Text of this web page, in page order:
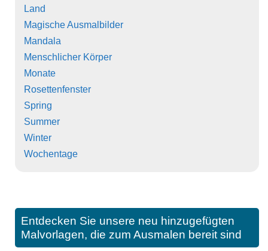
Land
Magische Ausmalbilder
Mandala
Menschlicher Körper
Monate
Rosettenfenster
Spring
Summer
Winter
Wochentage
Entdecken Sie unsere neu hinzugefügten
Malvorlagen, die zum Ausmalen bereit sind